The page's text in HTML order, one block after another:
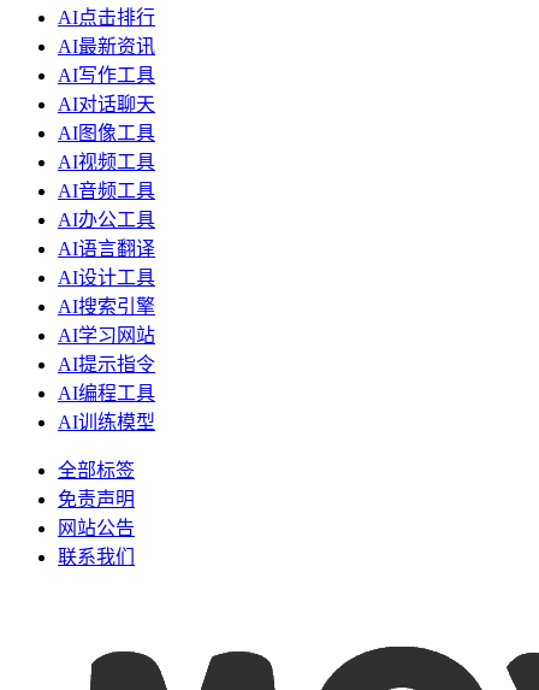
AI点击排行
AI最新资讯
AI写作工具
AI对话聊天
AI图像工具
AI视频工具
AI音频工具
AI办公工具
AI语言翻译
AI设计工具
AI搜索引擎
AI学习网站
AI提示指令
AI编程工具
AI训练模型
全部标签
免责声明
网站公告
联系我们